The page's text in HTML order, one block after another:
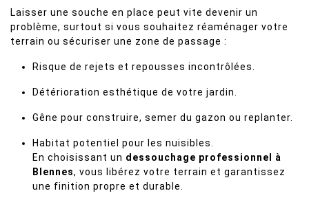
Laisser une souche en place peut vite devenir un
problème, surtout si vous souhaitez réaménager votre
terrain ou sécuriser une zone de passage :
Risque de rejets et repousses incontrôlées.
Détérioration esthétique de votre jardin.
Gêne pour construire, semer du gazon ou replanter.
Habitat potentiel pour les nuisibles.
En choisissant un dessouchage professionnel à
Blennes, vous libérez votre terrain et garantissez
une finition propre et durable.